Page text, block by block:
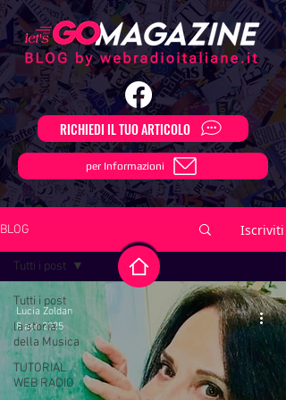
RICHIEDI IL TUO ARTICOLO
per Informazioni
BLOG Iscriviti
Tutti i post
la storia
della Musica
TUTORIAL
WEB RADIO
Tutti i post
Lucia Zoldan
8 apr 2025